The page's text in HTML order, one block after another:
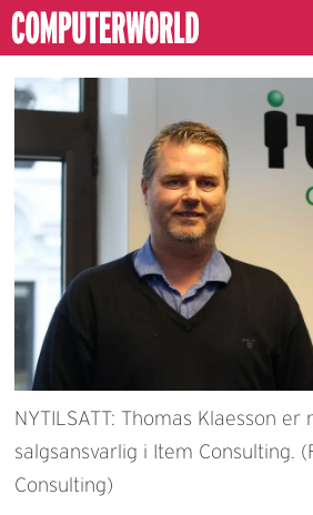
NYTILSATT: Thomas Klaesson
salgsansvarlig i Item Consulting.
Consulting)